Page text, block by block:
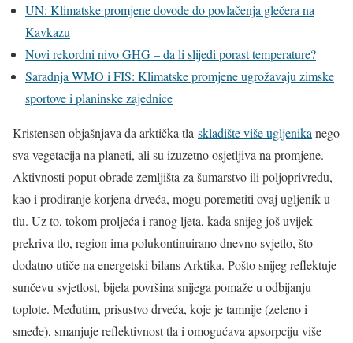
UN: Klimatske promjene dovode do povlačenja glečera na
Kavkazu
Novi rekordni nivo GHG – da li slijedi porast temperature?
Saradnja WMO i FIS: Klimatske promjene ugrožavaju zimske
sportove i planinske zajednice
Kristensen objašnjava da arktička tla skladište više ugljenika nego
sva vegetacija na planeti, ali su izuzetno osjetljiva na promjene.
Aktivnosti poput obrade zemljišta za šumarstvo ili poljoprivredu,
kao i prodiranje korjena drveća, mogu poremetiti ovaj ugljenik u
tlu. Uz to, tokom proljeća i ranog ljeta, kada snijeg još uvijek
prekriva tlo, region ima polukontinuirano dnevno svjetlo, što
dodatno utiče na energetski bilans Arktika. Pošto snijeg reflektuje
sunčevu svjetlost, bijela površina snijega pomaže u odbijanju
toplote. Međutim, prisustvo drveća, koje je tamnije (zeleno i
smeđe), smanjuje reflektivnost tla i omogućava apsorpciju više